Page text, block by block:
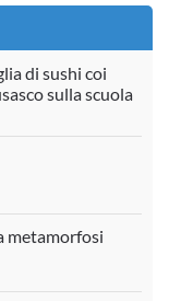
di sushi coi
sulla scuola
metamorfosi